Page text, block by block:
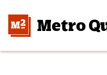
Metro